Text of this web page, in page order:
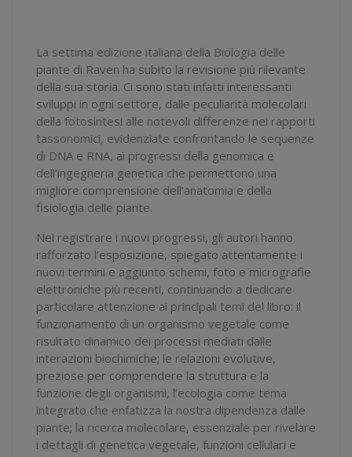
La settima edizione italiana della Biologia delle
piante di Raven ha subito la revisione più rilevante
della sua storia. Ci sono stati infatti interessanti
sviluppi in ogni settore, dalle peculiarità molecolari
della fotosintesi alle notevoli differenze nei rapporti
tassonomici, evidenziate confrontando le sequenze
di DNA e RNA, ai progressi della genomica e
dell’ingegneria genetica che permettono una
migliore comprensione dell’anatomia e della
fisiologia delle piante.
Nel registrare i nuovi progressi, gli autori hanno
rafforzato l’esposizione, spiegato attentamente i
nuovi termini e aggiunto schemi, foto e micrografie
elettroniche più recenti, continuando a dedicare
particolare attenzione ai principali temi del libro: il
funzionamento di un organismo vegetale come
risultato dinamico dei processi mediati dalle
interazioni biochimiche; le relazioni evolutive,
preziose per comprendere la struttura e la
funzione degli organismi, l’ecologia come tema
integrato che enfatizza la nostra dipendenza dalle
piante; la ricerca molecolare, essenziale per rivelare
i dettagli di genetica vegetale, funzioni cellulari e